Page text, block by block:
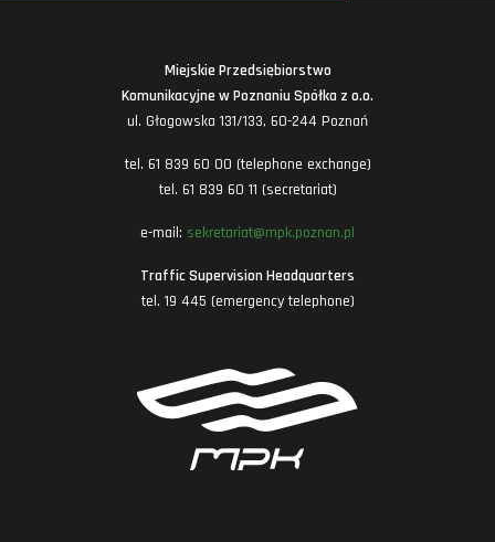
Miejskie Przedsiębiorstwo
Komunikacyjne w Poznaniu Spółka z o.o.
ul. Głogowska 131/133, 60-244 Poznań
tel. 61 839 60 00 (telephone exchange)
tel. 61 839 60 11 (secretariat)
e-mail: sekretariat@mpk.poznan.pl
Traffic Supervision Headquarters
tel. 19 445 (emergency telephone)